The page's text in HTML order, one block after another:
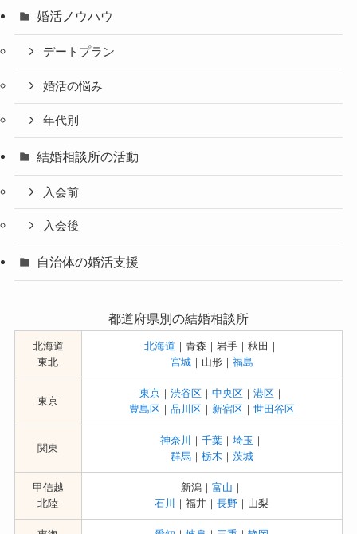
婚活ノウハウ
デートプラン
婚活の悩み
年代別
結婚相談所の活動
入会前
入会後
自治体の婚活支援
都道府県別の結婚相談所
北海道
東北
北海道 ｜青森｜岩手｜秋田｜
宮城｜山形｜ 福島
東京
東京｜ 渋谷区｜ 中央区｜ 港区｜
豊島区｜ 品川区｜ 新宿区｜ 世田谷区
関東
神奈川 ｜ 千葉｜ 埼玉 ｜
群馬｜ 栃木 ｜ 茨城
甲信越
北陸
新潟｜ 富山 ｜
石川 ｜福井｜長野 ｜山梨